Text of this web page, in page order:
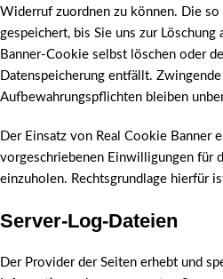
Widerruf zuordnen zu können. Die
gespeichert, bis Sie uns zur
Banner-Cookie selbst löschen oder
Datenspeicherung entfällt.
Aufbewahrungspflichten bleiben
Der Einsatz von Real Cookie Banner
vorgeschriebenen Einwilligungen für
einzuholen. Rechtsgrundlage hierfür
Server-Log-Dateien
Der Provider der Seiten erhebt und